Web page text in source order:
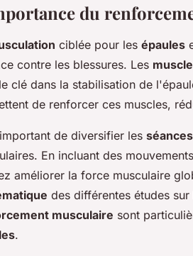
du
ciblée pour les épaules
contre les blessures. Les
clé dans la stabilisation de
de renforcer ces muscles,
de diversifier les
En incluant des
améliorer la force musculaire
des différentes études
musculaire sont
.